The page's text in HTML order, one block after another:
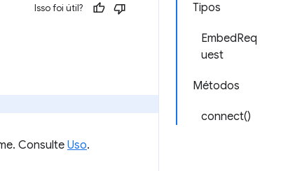
Tipos
EmbedReq
uest
Métodos
connect()
Isso foi útil?
Consulte Uso.